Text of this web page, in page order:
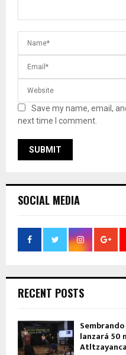
Save my name, email,
next time I comment.
SOCIAL MEDIA
RECENT POSTS
lanzará 50
Atltzayanca